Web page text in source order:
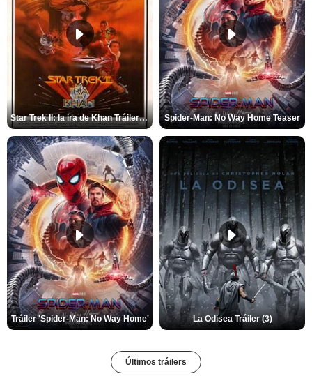
Star Trek II: la ira de Khan Tráiler VO Spider-Man: No Way Home Teaser
Tráiler 'Spider-Man: No Way Home' La Odisea Tráiler (3)
Últimos tráilers